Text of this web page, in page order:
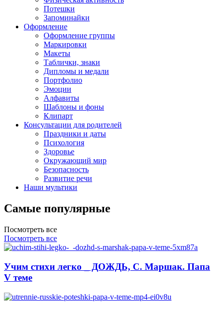
Потешки
Запоминайки
Оформление
Оформление группы
Маркировки
Макеты
Таблички, знаки
Дипломы и медали
Портфолио
Эмоции
Алфавиты
Шаблоны и фоны
Клипарт
Консультации для родителей
Праздники и даты
Психология
Здоровье
Окружающий мир
Безопасность
Развитие речи
Наши мультики
Самые популярные
Посмотреть все
Посмотреть все
Учим стихи легко _ ДОЖДЬ, С. Маршак. Папа
V теме